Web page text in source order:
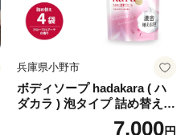
イレットペーパー [BDBH002
-1]
兵庫県小野市
ボディソープ hadakara ( ハ
ダカラ ) 泡タイプ 詰め替え 4
40ml×4袋 ボディーソープ 泡
7,000円